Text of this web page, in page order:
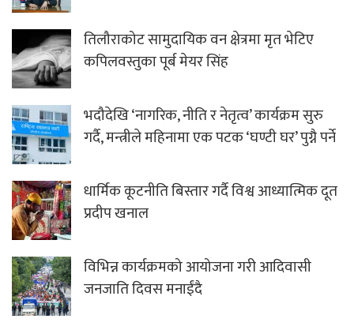
तिलौराकोट सामुदायिक वन क्षेत्रमा मृत भेटिए
कपिलवस्तुका पूर्ब मेयर सिंह
भदौदेखि ‘नागरिक, नीति र नेतृत्व’ कार्यक्रम सुरु
गर्दै, मन्त्रीले महिनामा एक पटक ‘घण्टी घर’ पुग्नै पर्ने
धार्मिक कूटनीति बिस्तार गर्दै विश्व आध्यात्मिक दूत
प्रदीप खनाल
विभिन्न कार्यक्रमको आयोजना गरी आदिवासी
जनजाति दिवस मनाईंदै